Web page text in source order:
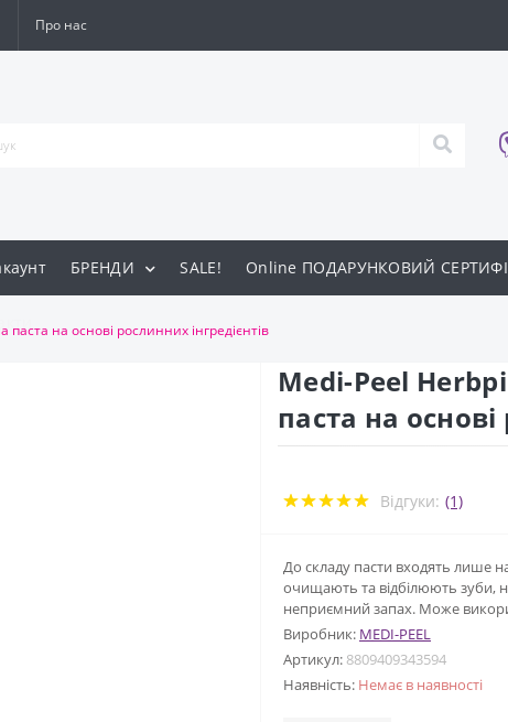
Про нас
БРЕНДИ SALE! Online ПОДАРУНКОВИЙ
на основі рослинних інгредієнтів
Medi-Peel
паста на основі
Відгуки: (1)
До складу пасти входять лише
очищають та відбілюють зуби,
неприємний запах. Може
Виробник: MEDI-PEEL
Артикул: 8809409343594
Наявність: Немає в наявності